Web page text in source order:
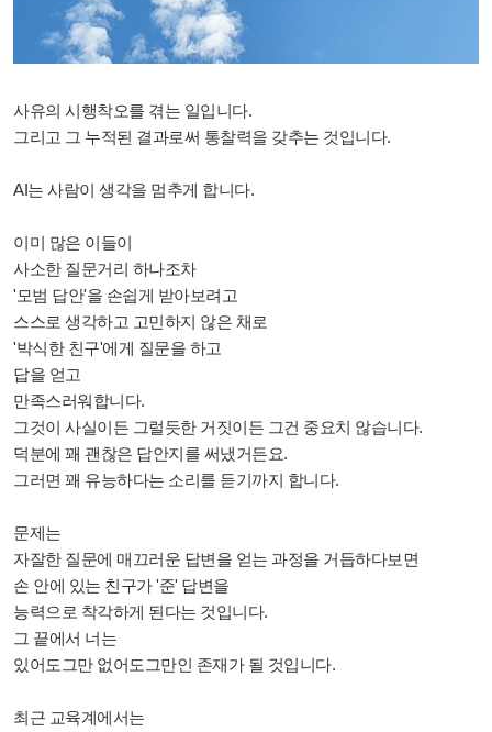
사유의 시행착오를 겪는 일입니다.
그리고 그 누적된 결과로써 통찰력을 갖추는 것입니다.
AI는 사람이 생각을 멈추게 합니다.
이미 많은 이들이
사소한 질문거리 하나조차
'모범 답안'을 손쉽게 받아보려고
스스로 생각하고 고민하지 않은 채로
'박식한 친구'에게 질문을 하고
답을 얻고
만족스러워합니다.
그것이 사실이든 그럴듯한 거짓이든 그건 중요치 않습니다.
덕분에 꽤 괜찮은 답안지를 써냈거든요.
그러면 꽤 유능하다는 소리를 듣기까지 합니다.
문제는
자잘한 질문에 매끄러운 답변을 얻는 과정을 거듭하다보면
손 안에 있는 친구가 '준' 답변을
능력으로 착각하게 된다는 것입니다.
그 끝에서 너는
있어도그만 없어도그만인 존재가 될 것입니다.
최근 교육계에서는